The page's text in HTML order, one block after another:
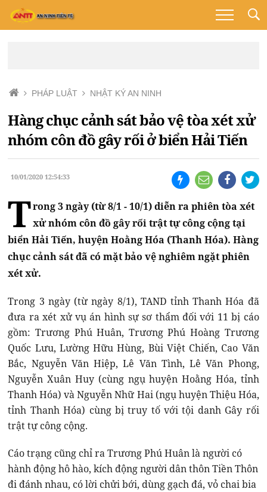
PHÁP LUẬT NHẬT KÝ AN NINH
Hàng chục cảnh sát bảo vệ tòa xét xử
nhóm côn đồ gây rối ở biển Hải Tiến
10/01/2020 12:54:33
Trong 3 ngày (từ 8/1 - 10/1) diễn ra phiên tòa xét
xử nhóm côn đồ gây rối trật tự công cộng tại
biển Hải Tiến, huyện Hoằng Hóa (Thanh Hóa). Hàng
chục cảnh sát đã có mặt bảo vệ nghiêm ngặt phiên
xét xử.
Trong 3 ngày (từ ngày 8/1), TAND tỉnh Thanh Hóa đã
đưa ra xét xử vụ án hình sự sơ thẩm đối với 11 bị cáo
gồm: Trương Phú Huân, Trương Phú Hoàng Trương
Quốc Lưu, Lường Hữu Hùng, Bùi Việt Chiến, Cao Văn
Bắc, Nguyễn Văn Hiệp, Lê Văn Tình, Lê Văn Phong,
Nguyễn Xuân Huy (cùng ngụ huyện Hoằng Hóa, tỉnh
Thanh Hóa) và Nguyễn Nhữ Hai (ngụ huyện Thiệu Hóa,
tỉnh Thanh Hóa) cùng bị truy tố với tội danh Gây rối
trật tự công cộng.
Cáo trạng cũng chỉ ra Trương Phú Huân là người có
hành động hô hào, kích động người dân thôn Tiền Thôn
đi đánh nhau, có lời chửi bới, dùng gạch đá, vỏ chai bia